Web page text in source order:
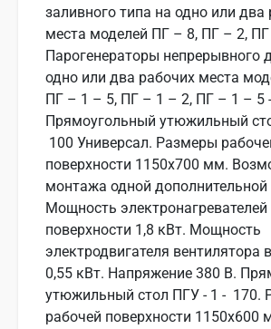
заливного типа на одно или два
места моделей ПГ – 8, ПГ – 2,
Парогенераторы непрерывного
одно или два рабочих места
ПГ – 1 – 5, ПГ – 1 – 2, ПГ – 1 – 5
Прямоугольный утюжильный
100 Универсал. Размеры
поверхности 1150х700 мм.
монтажа одной
Мощность электронагревателей
поверхности 1,8 кВт. Мощность
электродвигателя вентилятора
0,55 кВт. Напряжение 380 В.
утюжильный стол ПГУ - 1 - 170.
рабочей поверхности 1150х600